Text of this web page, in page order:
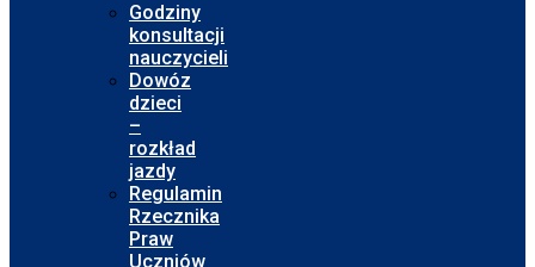
Godziny
konsultacji
nauczycieli
Dowóz
dzieci
–
rozkład
jazdy
Regulamin
Rzecznika
Praw
Uczniów